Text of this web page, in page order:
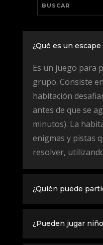
¿Qué es un escape
Es un juego para
grupo. Consiste
habitación
antes de que se
minutos). La
enigmas y pistas
resolver,
¿Quién puede
¿Pueden jugar